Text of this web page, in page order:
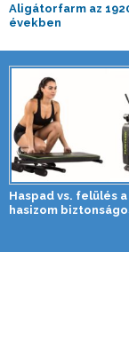
Aligátorfarm az
években
Haspad vs. felülés
hasizom